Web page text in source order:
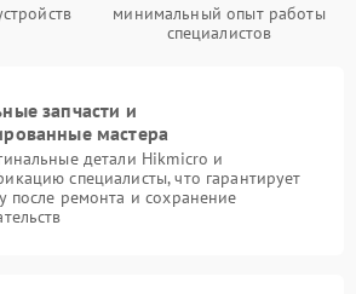
минимальный опыт работы
специалистов
запчасти и
мастера
детали Hikmicro и
специалисты, что гарантирует
после ремонта и сохранение